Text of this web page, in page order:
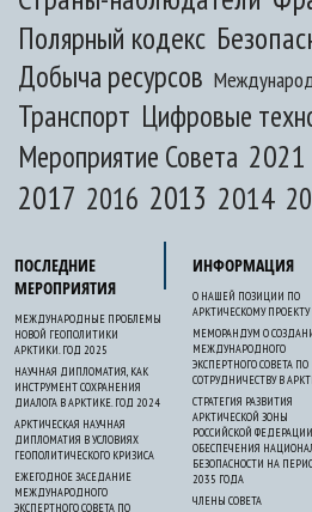
Полярный кодекс
Добыча ресурсов
Транспорт Цифровые
Мероприятие Совета 2021
2017 2016 2013 2014
ПОСЛЕДНИЕ
МЕРОПРИЯТИЯ
МЕЖДУНАРОДНЫЕ ПРОБЛЕМЫ
НОВОЙ ГЕОПОЛИТИКИ
АРКТИКИ. ГОД 2025
НАУЧНАЯ ДИПЛОМАТИЯ, КАК
ИНСТРУМЕНТ СОХРАНЕНИЯ
ДИАЛОГА В АРКТИКЕ. ГОД 2024
АРКТИЧЕСКАЯ НАУЧНАЯ
ДИПЛОМАТИЯ В УСЛОВИЯХ
ГЕОПОЛИТИЧЕСКОГО КРИЗИСА
ЕЖЕГОДНОЕ ЗАСЕДАНИЕ
МЕЖДУНАРОДНОГО
ЭКСПЕРТНОГО СОВЕТА ПО
ИНФОРМАЦИЯ
О НАШЕЙ ПОЗИЦИИ ПО
АРКТИЧЕСКОМУ ПРОЕКТУ
МЕМОРАНДУМ О
МЕЖДУНАРОДНОГО
ЭКСПЕРТНОГО СОВЕТА ПО
СОТРУДНИЧЕСТВУ В
СТРАТЕГИЯ РАЗВИТИЯ
АРКТИЧЕСКОЙ ЗОНЫ
РОССИЙСКОЙ
ОБЕСПЕЧЕНИЯ
БЕЗОПАСНОСТИ НА
2035 ГОДА
ЧЛЕНЫ СОВЕТА